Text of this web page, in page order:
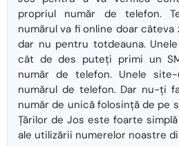
propriul număr de telefon.
numărul va fi online doar câteva
dar nu pentru totdeauna.
cât de des puteți primi un
număr de telefon. Unele
numărul de telefon. Dar nu-ți
număr de unică folosință de pe
Țărilor de Jos este foarte
ale utilizării numerelor noastre